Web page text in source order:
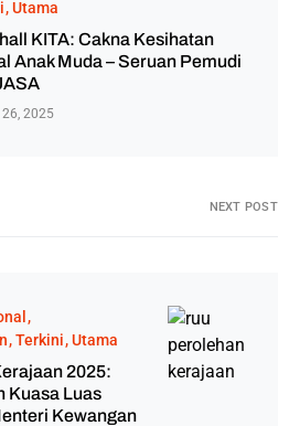
Utama
KITA: Cakna Kesihatan
Anak Muda – Seruan Pemudi
2025
NEXT POST
Terkini Utama
2025:
Kuasa Luas
Kewangan